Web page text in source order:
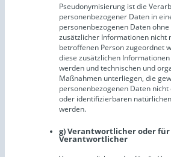
Pseudonymisierung ist die
personenbezogener Daten in
personenbezogenen Daten
zusätzlicher Informationen nicht
betroffenen Person zugeordnet
diese zusätzlichen
werden und technischen und
Maßnahmen unterliegen, die
personenbezogenen Daten
oder identifizierbaren
werden.
g) Verantwortlicher oder
Verantwortlicher